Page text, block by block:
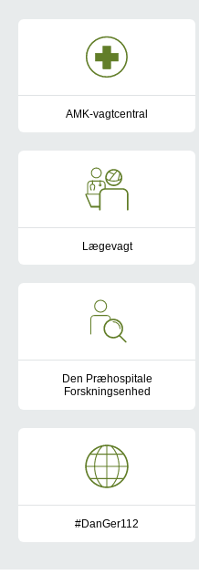
AMK-vagtcentral
Lægevagt
Den Præhospitale
Forskningsenhed
#DanGer112